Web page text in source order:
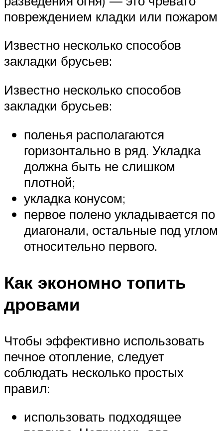
повреждением кладки или пожаром
Известно несколько способов
закладки брусьев:
Известно несколько способов
закладки брусьев:
поленья располагаются
горизонтально в ряд. Укладка
должна быть не слишком
плотной;
укладка конусом;
первое полено укладывается по
диагонали, остальные под углом
относительно первого.
Как экономно топить
дровами
Чтобы эффективно использовать
печное отопление, следует
соблюдать несколько простых
правил:
использовать подходящее